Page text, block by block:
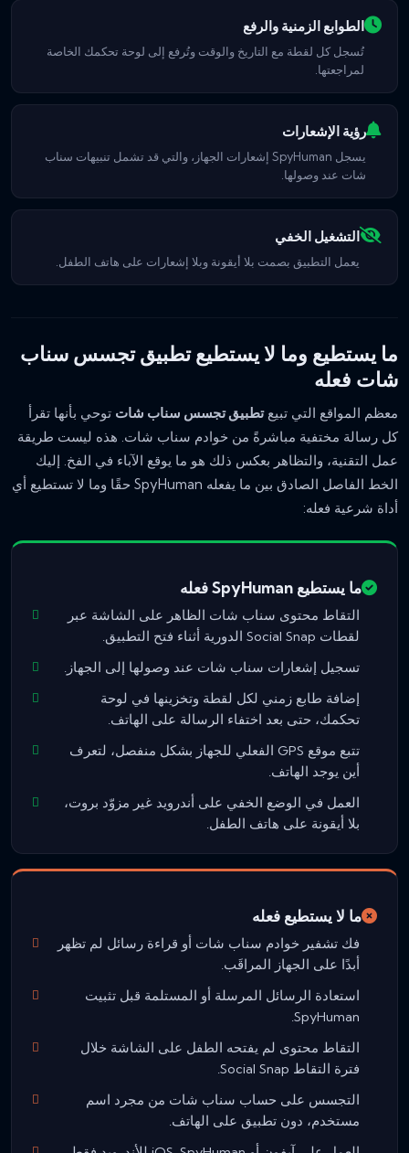
الطوابع الزمنية والرفع
تُسجل كل لقطة مع التاريخ والوقت وتُرفع إلى لوحة تحكمك الخاصة
لمراجعتها.
رؤية الإشعارات
يسجل SpyHuman إشعارات الجهاز، والتي قد تشمل تنبيهات سناب
شات عند وصولها.
التشغيل الخفي
يعمل التطبيق بصمت بلا أيقونة وبلا إشعارات على هاتف الطفل.
ما يستطيع وما لا يستطيع تطبيق تجسس سناب
شات فعله
معظم المواقع التي تبيعتطبيق تجسس سناب شات توحي بأنها تقرأ
كل رسالة مختفية مباشرةً من خوادم سناب شات. هذه ليست طريقة
عمل التقنية، والتظاهر بعكس ذلك هو ما يوقع الآباء في الفخ. إليك
الخط الفاصل الصادق بين ما يفعله SpyHuman حقًا وما لا تستطيع أي
أداة شرعية فعله:
ما يستطيع SpyHuman فعله
التقاط محتوى سناب شات الظاهر على الشاشة عبر
لقطات Social Snap الدورية أثناء فتح التطبيق.
تسجيل إشعارات سناب شات عند وصولها إلى الجهاز.
إضافة طابع زمني لكل لقطة وتخزينها في لوحة
تحكمك، حتى بعد اختفاء الرسالة على الهاتف.
تتبع موقع GPS الفعلي للجهاز بشكل منفصل، لتعرف
أين يوجد الهاتف.
العمل في الوضع الخفي على أندرويد غير مزوّد بروت،
بلا أيقونة على هاتف الطفل.
ما لا يستطيع فعله
فك تشفير خوادم سناب شات أو قراءة رسائل لم تظهر
أبدًا على الجهاز المراقَب.
استعادة الرسائل المرسلة أو المستلمة قبل تثبيت
SpyHuman.
التقاط محتوى لم يفتحه الطفل على الشاشة خلال
فترة التقاط Social Snap.
التجسس على حساب سناب شات من مجرد اسم
مستخدم، دون تطبيق على الهاتف.